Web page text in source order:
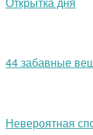
44 забавные
Невероятная